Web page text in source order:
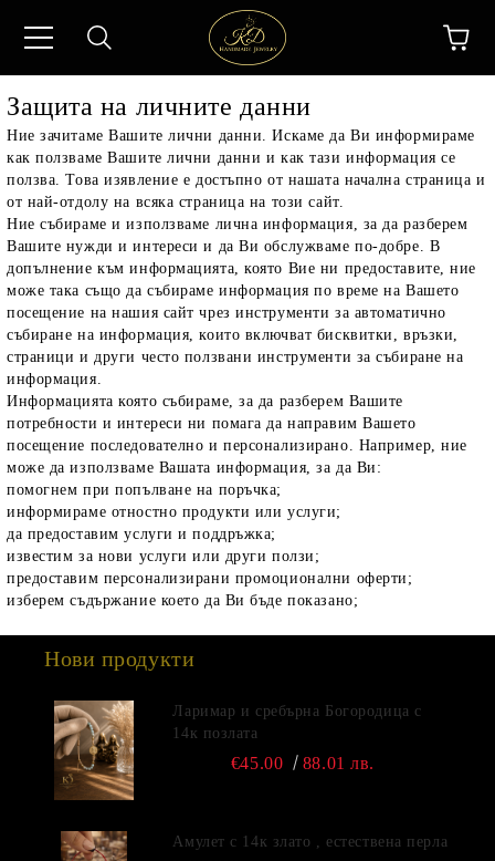
Защита на личните данни
Ние зачитаме Вашите лични данни. Искаме да Ви информираме
как ползваме Вашите лични данни и как тази информация се
ползва. Това изявление е достъпно от нашата начална страница и
от най-отдолу на всяка страница на този сайт.
Ние събираме и използваме лична информация, за да разберем
Вашите нужди и интереси и да Ви обслужваме по-добре. В
допълнение към информацията, която Вие ни предоставите, ние
може така също да събираме информация по време на Вашето
посещение на нашия сайт чрез инструменти за автоматично
събиране на информация, които включват бисквитки, връзки,
страници и други често ползвани инструменти за събиране на
информация.
Информацията която събираме, за да разберем Вашите
потребности и интереси ни помага да направим Вашето
посещение последователно и персонализирано. Например, ние
може да използваме Вашата информация, за да Ви:
помогнем при попълване на поръчка;
информираме отностно продукти или услуги;
да предоставим услуги и поддръжка;
известим за нови услуги или други ползи;
предоставим персонализирани промоционални оферти;
изберем съдържание което да Ви бъде показано;
Нови продукти
Ларимар и сребърна Богородица с
14к позлата
€45.00 88.01 лв.
Амулет с 14к злато , естествена перла